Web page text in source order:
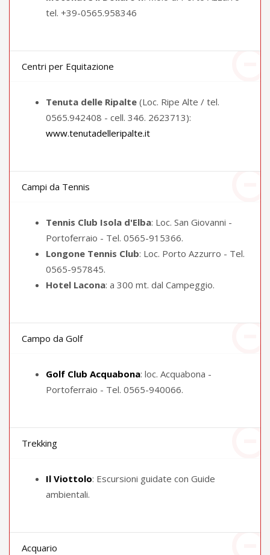
tel. +39-0565.958346
Centri per Equitazione
Tenuta delle Ripalte (Loc. Ripe Alte / tel.
0565.942408 - cell. 346. 2623713):
www.tenutadelleripalte.it
Campi da Tennis
Tennis Club Isola d'Elba: Loc. San Giovanni -
Portoferraio - Tel. 0565-915366.
Longone Tennis Club: Loc. Porto Azzurro - Tel.
0565-957845.
Hotel Lacona: a 300 mt. dal Campeggio.
Campo da Golf
Golf Club Acquabona: loc. Acquabona -
Portoferraio - Tel. 0565-940066.
Trekking
Il Viottolo: Escursioni guidate con Guide
ambientali.
Acquario